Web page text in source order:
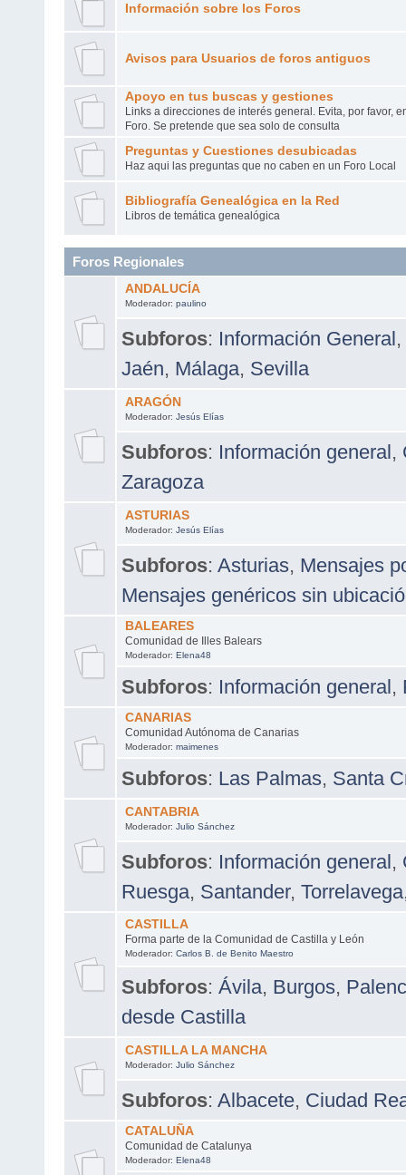
Información sobre los Foros
Avisos para Usuarios de foros antiguos
Apoyo en tus buscas y gestiones
Links a direcciones de interés general. Evita, por favor,
Foro. Se pretende que sea solo de consulta
Preguntas y Cuestiones desubicadas
Haz aqui las preguntas que no caben en un Foro Local
Bibliografía Genealógica en la Red
Libros de temática genealógica
Foros Regionales
ANDALUCÍA
Moderador: paulino
Subforos: Información General,
Jaén, Málaga, Sevilla
ARAGÓN
Moderador: Jesús Elías
Subforos: Información general,
Zaragoza
ASTURIAS
Moderador: Jesús Elías
Subforos: Asturias, Mensajes
Mensajes genéricos sin
BALEARES
Comunidad de Illes Balears
Moderador: Elena48
Subforos: Información general,
CANARIAS
Comunidad Autónoma de Canarias
Moderador: maimenes
Subforos: Las Palmas, Santa
CANTABRIA
Moderador: Julio Sánchez
Subforos: Información general,
Ruesga, Santander, Torrelavega
CASTILLA
Forma parte de la Comunidad de Castilla y León
Moderador: Carlos B. de Benito Maestro
Subforos: Ávila, Burgos,
desde Castilla
CASTILLA LA MANCHA
Moderador: Julio Sánchez
Subforos: Albacete, Ciudad
CATALUÑA
Comunidad de Catalunya
Moderador: Elena48